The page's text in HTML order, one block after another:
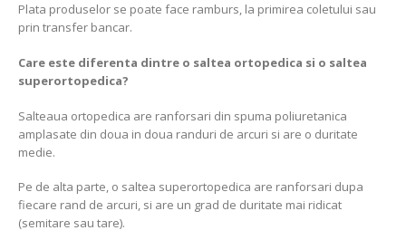
Plata produselor se poate face ramburs, la primirea coletului sau
prin transfer bancar.
Care este diferenta dintre o saltea ortopedica si o saltea
superortopedica?
Salteaua ortopedica are ranforsari din spuma poliuretanica
amplasate din doua in doua randuri de arcuri si are o duritate
medie.
Pe de alta parte, o saltea superortopedica are ranforsari dupa
fiecare rand de arcuri, si are un grad de duritate mai ridicat
(semitare sau tare).